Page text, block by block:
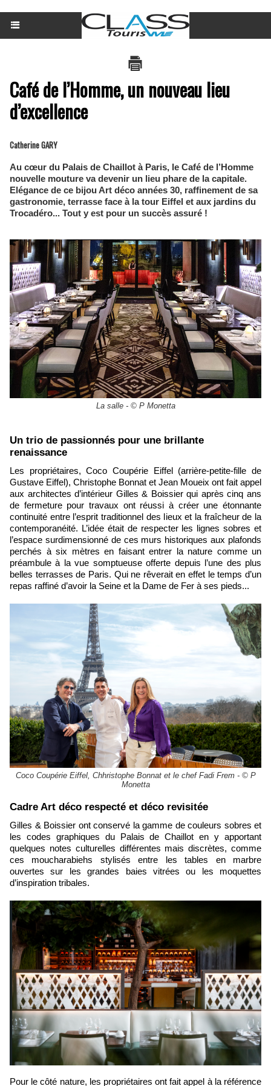
Café de l’Homme, un nouveau lieu
d’excellence
Catherine GARY
Au cœur du Palais de Chaillot à Paris, le Café de l’Homme
nouvelle mouture va devenir un lieu phare de la capitale.
Elégance de ce bijou Art déco années 30, raffinement de sa
gastronomie, terrasse face à la tour Eiffel et aux jardins du
Trocadéro... Tout y est pour un succès assuré !
La salle - © P Monetta
​Un trio de passionnés pour une brillante
renaissance
Les propriétaires, Coco Coupérie Eiffel (arrière-petite-fille de
Gustave Eiffel), Christophe Bonnat et Jean Moueix ont fait appel
aux architectes d’intérieur Gilles & Boissier qui après cinq ans
de fermeture pour travaux ont réussi à créer une étonnante
continuité entre l’esprit traditionnel des lieux et la fraîcheur de la
contemporanéité. L’idée était de respecter les lignes sobres et
l’espace surdimensionné de ces murs historiques aux plafonds
perchés à six mètres en faisant entrer la nature comme un
préambule à la vue somptueuse offerte depuis l’une des plus
belles terrasses de Paris. Qui ne rêverait en effet le temps d’un
repas raffiné d’avoir la Seine et la Dame de Fer à ses pieds...
Coco Coupérie Eiffel, Chhristophe Bonnat et le chef Fadi Frem - © P
Monetta
​Cadre Art déco respecté et déco revisitée
Gilles & Boissier ont conservé la gamme de couleurs sobres et
les codes graphiques du Palais de Chaillot en y apportant
quelques notes culturelles différentes mais discrètes, comme
ces moucharabiehs stylisés entre les tables en marbre
ouvertes sur les grandes baies vitrées ou les moquettes
d’inspiration tribales.
Pour le côté nature, les propriétaires ont fait appel à la référence